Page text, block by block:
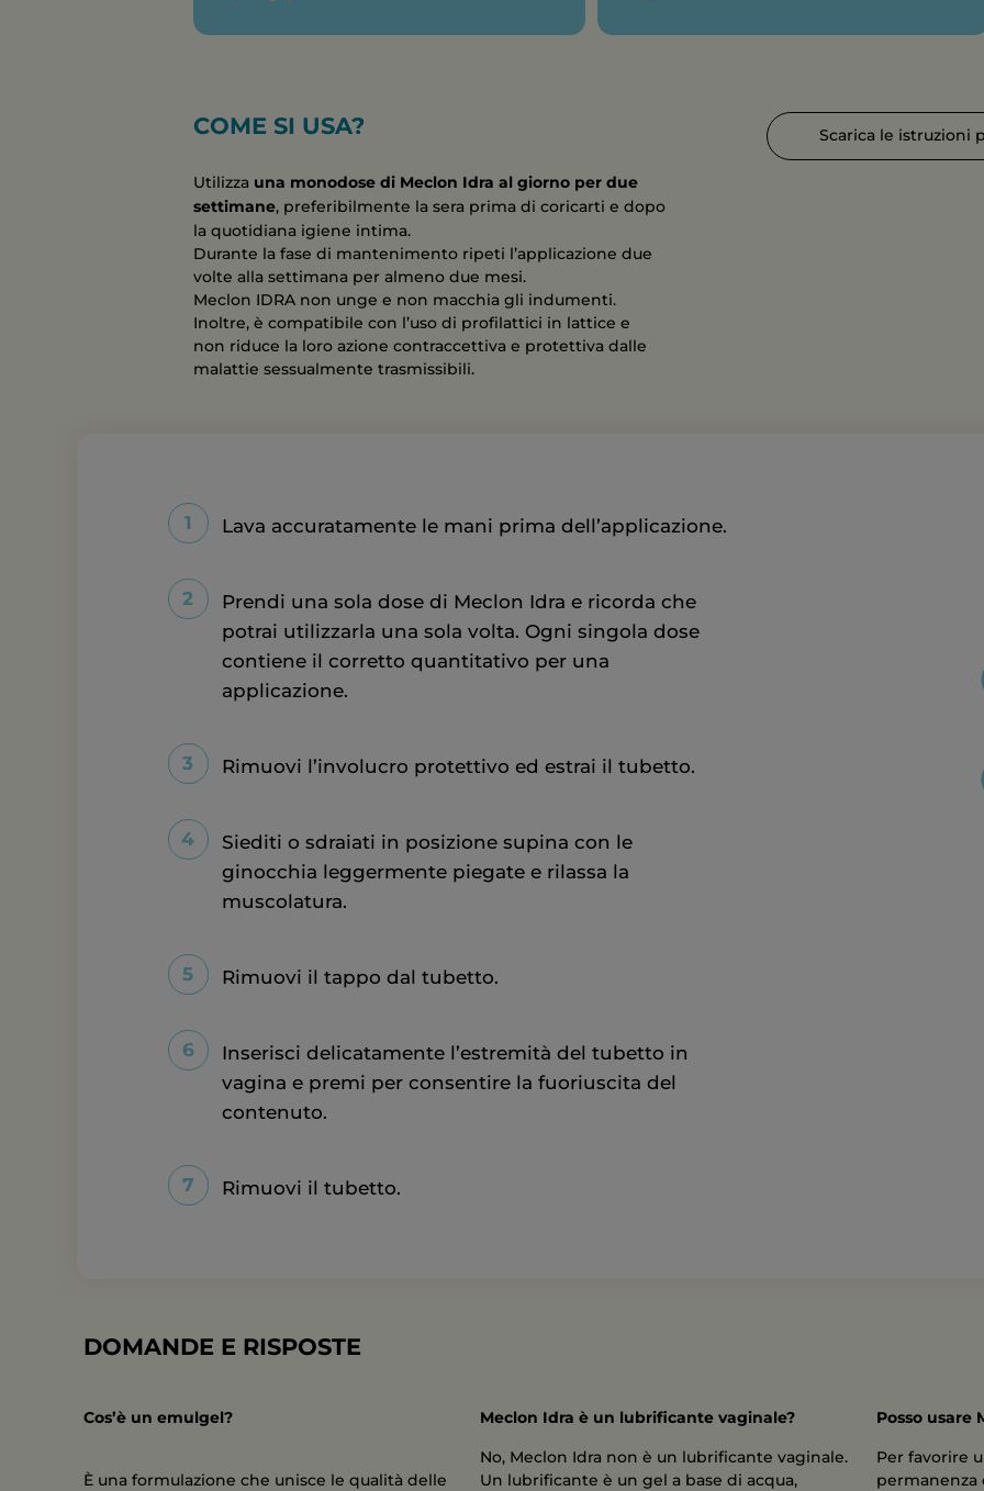
COME SI USA?
Utilizza una monodose di Meclon Idra al giorno per due
settimane, preferibilmente la sera prima di coricarti e dopo
la quotidiana igiene intima.
Durante la fase di mantenimento ripeti l’applicazione due
volte alla settimana per almeno due mesi.
Meclon IDRA non unge e non macchia gli indumenti.
Inoltre, è compatibile con l’uso di profilattici in lattice e
non riduce la loro azione contraccettiva e protettiva dalle
malattie sessualmente trasmissibili.
Scarica le istruzioni
Lava accuratamente le mani prima dell’applicazione.
Prendi una sola dose di Meclon Idra e ricorda che
potrai utilizzarla una sola volta. Ogni singola dose
contiene il corretto quantitativo per una
applicazione.
Rimuovi l’involucro protettivo ed estrai il tubetto.
Siediti o sdraiati in posizione supina con le
ginocchia leggermente piegate e rilassa la
muscolatura.
Rimuovi il tappo dal tubetto.
Inserisci delicatamente l’estremità del tubetto in
vagina e premi per consentire la fuoriuscita del
contenuto.
Rimuovi il tubetto.
DOMANDE E RISPOSTE
Cos’è un emulgel?
È una formulazione che unisce le qualità delle
Meclon Idra è un lubrificante vaginale?
No, Meclon Idra non è un lubrificante vaginale.
Un lubrificante è un gel a base di acqua,
Posso usare
Per favorire
permanenza